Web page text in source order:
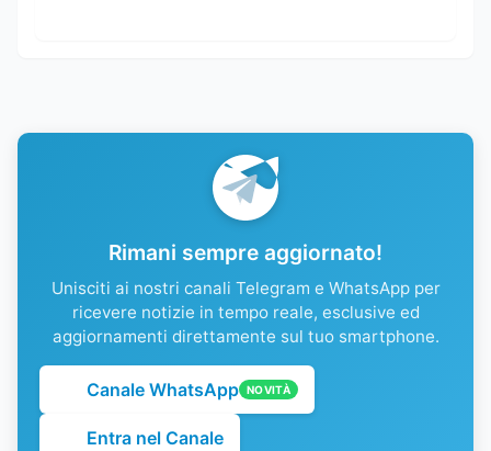
Rimani sempre aggiornato!
Unisciti ai nostri canali Telegram e WhatsApp per
ricevere notizie in tempo reale, esclusive ed
aggiornamenti direttamente sul tuo smartphone.
Canale WhatsApp NOVITÀ
Entra nel Canale